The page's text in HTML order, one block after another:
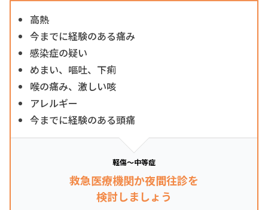
高熱
今までに経験のある痛み
感染症の疑い
めまい、嘔吐、下痢
喉の痛み、激しい咳
アレルギー
今までに経験のある頭痛
軽傷～中等症
救急医療機関か夜間往診を
検討しましょう